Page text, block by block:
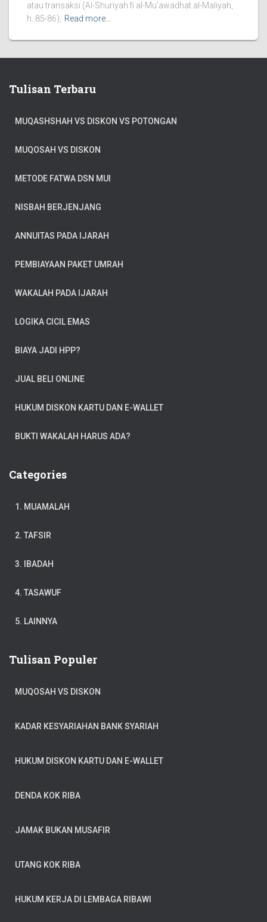
atau transaksi (Al-Shuriyah fi al-Mu’awadhat al-Maliyah,
h. 85-86),
Read more…
Tulisan Terbaru
MUQASHSHAH VS DISKON VS POTONGAN
MUQOSAH VS DISKON
METODE FATWA DSN MUI
NISBAH BERJENJANG
ANNUITAS PADA IJARAH
PEMBIAYAAN PAKET UMRAH
WAKALAH PADA IJARAH
LOGIKA CICIL EMAS
BIAYA JADI HPP?
JUAL BELI ONLINE
HUKUM DISKON KARTU DAN E-WALLET
BUKTI WAKALAH HARUS ADA?
Categories
1. MUAMALAH
2. TAFSIR
3. IBADAH
4. TASAWUF
5. LAINNYA
Tulisan Populer
MUQOSAH VS DISKON
KADAR KESYARIAHAN BANK SYARIAH
HUKUM DISKON KARTU DAN E-WALLET
DENDA KOK RIBA
JAMAK BUKAN MUSAFIR
UTANG KOK RIBA
HUKUM KERJA DI LEMBAGA RIBAWI